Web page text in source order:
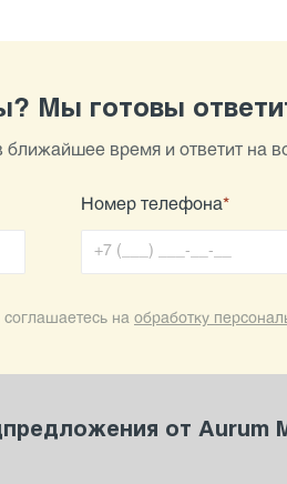
Мы готовы
время и ответит на
Номер телефона*
на обработку
от Aurum